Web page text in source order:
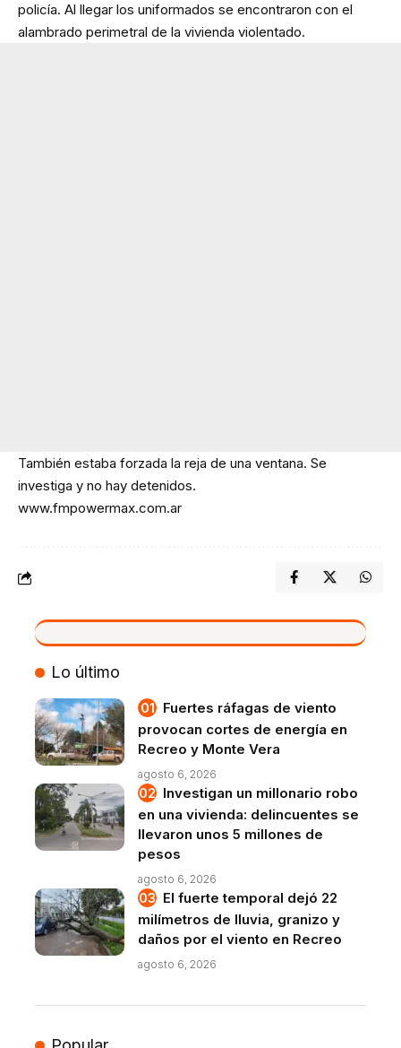
policía. Al llegar los uniformados se encontraron con el
alambrado perimetral de la vivienda violentado.
También estaba forzada la reja de una ventana. Se
investiga y no hay detenidos.
www.fmpowermax.com.ar
VIVO
Lo último
Fuertes ráfagas de viento
provocan cortes de energía en
Recreo y Monte Vera
agosto 6, 2026
Investigan un millonario robo
en una vivienda: delincuentes se
llevaron unos 5 millones de
pesos
agosto 6, 2026
El fuerte temporal dejó 22
milímetros de lluvia, granizo y
daños por el viento en Recreo
agosto 6, 2026